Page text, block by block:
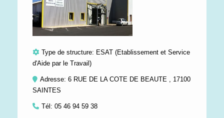
Type de structure: ESAT (Etablissement et Service
d'Aide par le Travail)
Adresse: 6 RUE DE LA COTE DE BEAUTE , 17100
SAINTES
Tél: 05 46 94 59 38